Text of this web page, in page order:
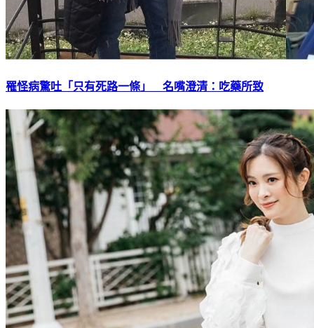
罹怪病驚吐「只有死路一條」 名嘴澄清：吃藥所致